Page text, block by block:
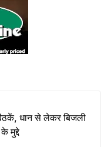
धान से लेकर बिजली
मुद्दे